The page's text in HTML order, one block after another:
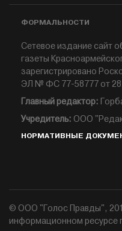
ФОРМАЛЬНОСТИ
Сетевое издание сайт
газеты
зарегистрировано
ЭЛ № ФС 77-58777 от
Главный редактор:
Учредитель: ООО
НОРМАТИВНЫЕ
© ООО "Голос Правды",
информационном ресурсе